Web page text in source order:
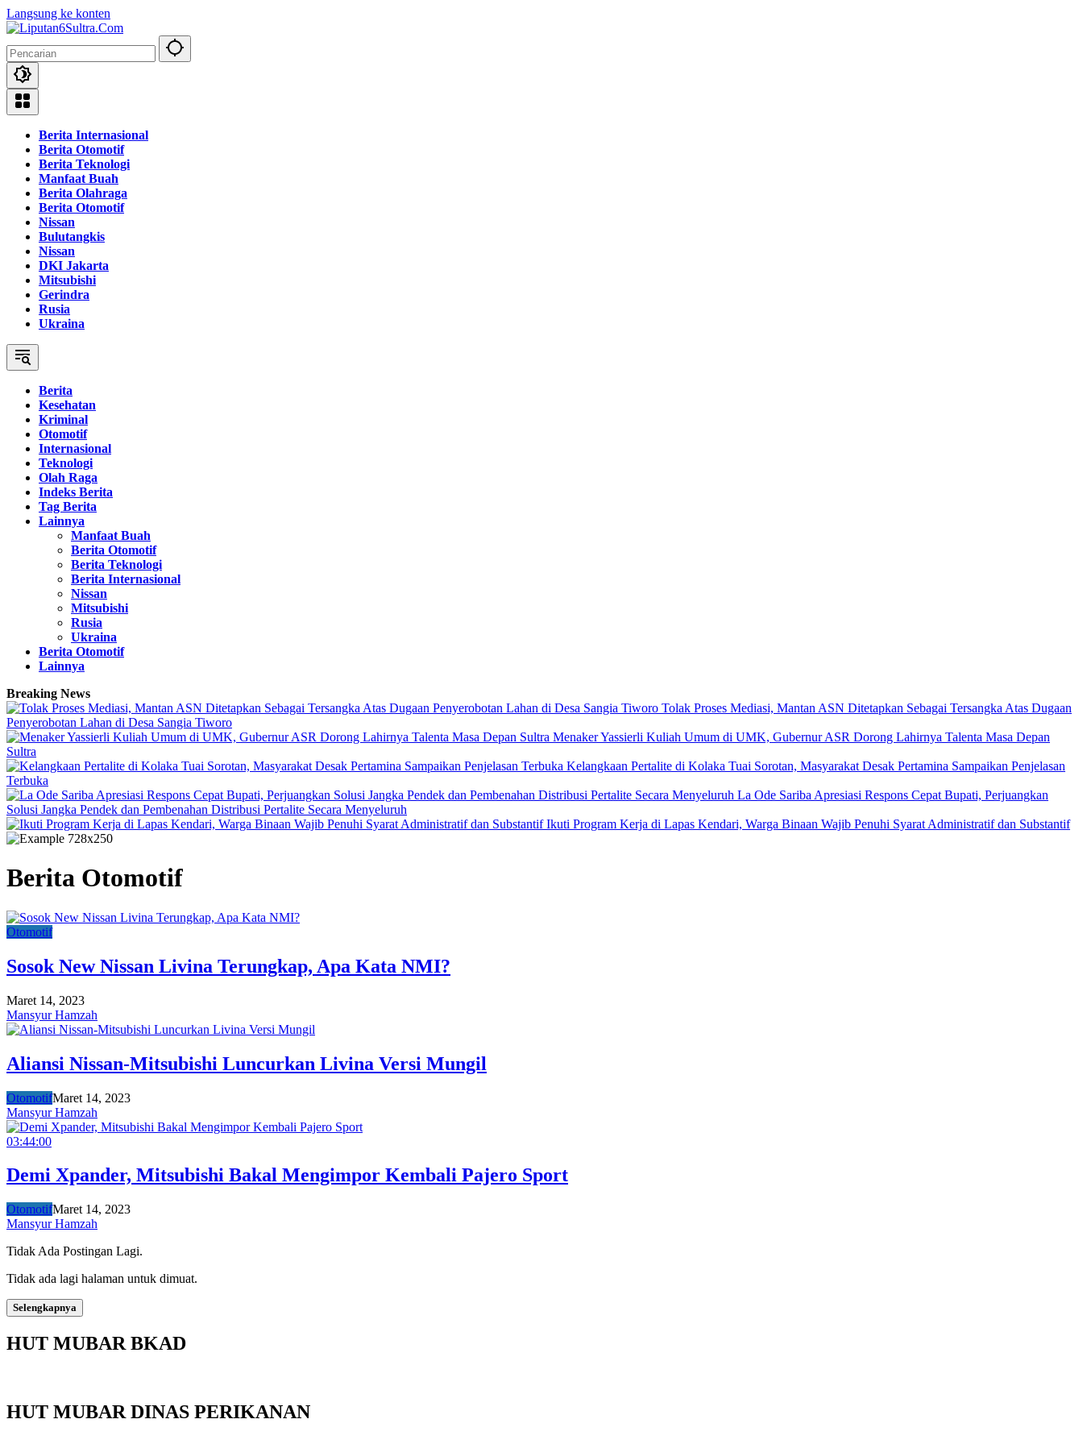
Langsung ke konten
Berita Internasional
Berita Otomotif
Berita Teknologi
Manfaat Buah
Berita Olahraga
Berita Otomotif
Nissan
Bulutangkis
Nissan
DKI Jakarta
Mitsubishi
Gerindra
Rusia
Ukraina
Berita
Kesehatan
Kriminal
Otomotif
Internasional
Teknologi
Olah Raga
Indeks Berita
Tag Berita
Lainnya
Manfaat Buah
Berita Otomotif
Berita Teknologi
Berita Internasional
Nissan
Mitsubishi
Rusia
Ukraina
Berita Otomotif
Lainnya
Breaking News
Tolak Proses Mediasi, Mantan ASN Ditetapkan Sebagai Tersangka Atas Dugaan
Penyerobotan Lahan di Desa Sangia Tiworo
Menaker Yassierli Kuliah Umum di UMK, Gubernur ASR Dorong Lahirnya Talenta Masa Depan
Sultra
Kelangkaan Pertalite di Kolaka Tuai Sorotan, Masyarakat Desak Pertamina Sampaikan Penjelasan
Terbuka
La Ode Sariba Apresiasi Respons Cepat Bupati, Perjuangkan
Solusi Jangka Pendek dan Pembenahan Distribusi Pertalite Secara Menyeluruh
Ikuti Program Kerja di Lapas Kendari, Warga Binaan Wajib Penuhi Syarat Administratif dan Substantif
Berita Otomotif
Otomotif
Sosok New Nissan Livina Terungkap, Apa Kata NMI?
Maret 14, 2023
Mansyur Hamzah
Aliansi Nissan-Mitsubishi Luncurkan Livina Versi Mungil
OtomotifMaret 14, 2023
Mansyur Hamzah
03:44:00
Demi Xpander, Mitsubishi Bakal Mengimpor Kembali Pajero Sport
OtomotifMaret 14, 2023
Mansyur Hamzah
Tidak Ada Postingan Lagi.
Tidak ada lagi halaman untuk dimuat.
Selengkapnya
HUT MUBAR BKAD
HUT MUBAR DINAS PERIKANAN